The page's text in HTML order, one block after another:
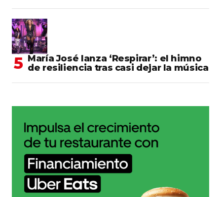
María José lanza ‘Respirar’: el himno
de resiliencia tras casi dejar la música